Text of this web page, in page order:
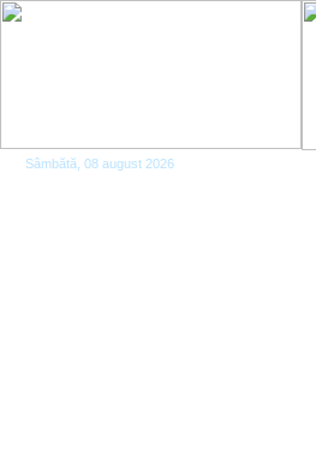
Sâmbătă, 08 august 2026